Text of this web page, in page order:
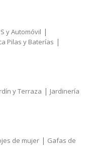
y Automóvil |
Pilas y Baterías |
y Terraza | Jardinería
de mujer | Gafas de